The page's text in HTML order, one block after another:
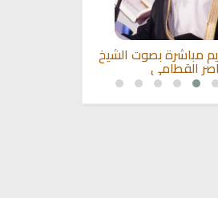
مباشرة بصوت الشيخ
القطامي